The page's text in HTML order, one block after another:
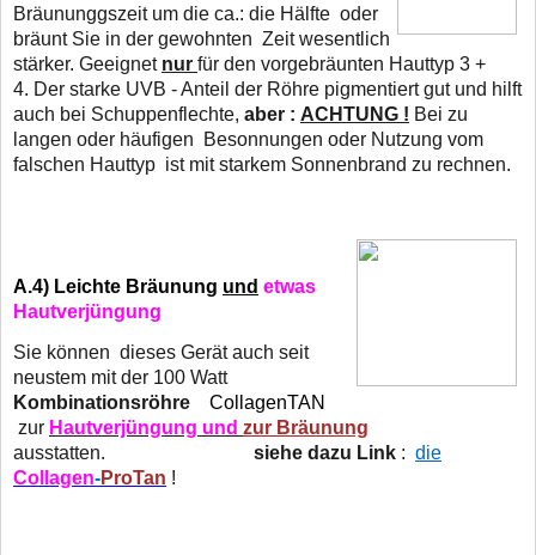
Bräununggszeit um die ca.: die Hälfte oder
bräunt Sie in der gewohnten Zeit wesentlich
stärker. Geeignet nur für den vorgebräunten Hauttyp 3 +
4. Der starke UVB - Anteil der Röhre pigmentiert gut und hilft
auch bei Schuppenflechte, aber : ACHTUNG ! Bei zu
langen oder häufigen Besonnungen oder Nutzung vom
falschen Hauttyp ist mit starkem Sonnenbrand zu rechnen.
A.4) Leichte Bräunung und etwas
Hautverjüngung
Sie können dieses Gerät auch seit
neustem mit der 100 Watt
Kombinationsröhre
CollagenTAN
zur Hautverjüngung und zur Bräunung
ausstatten. siehe dazu Link : die
Collagen-ProTan !